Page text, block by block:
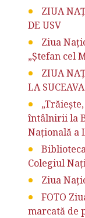
ZIUA
DE USV
Ziua
„Ştefan cel
ZIUA
LA SUCEAVA
întâlnirii la
Națională a
Colegiul
Ziua
FOTO
marcată de